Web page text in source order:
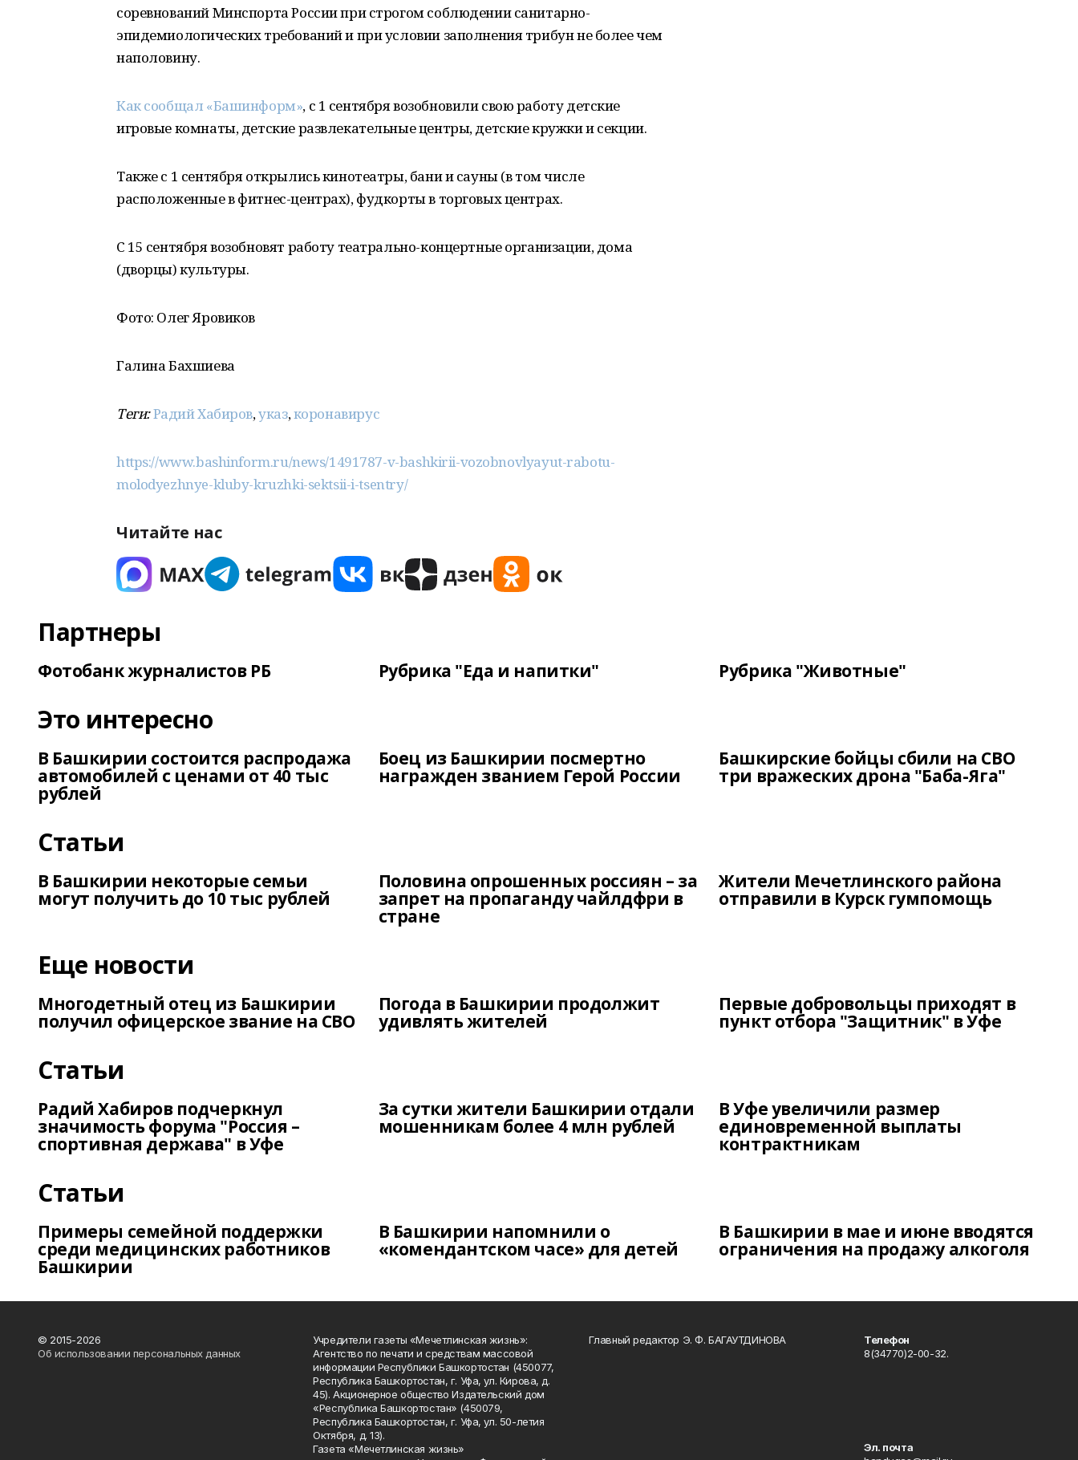
соревнований Минспорта России при строгом соблюдении санитарно-
эпидемиологических требований и при условии заполнения трибун не более чем
наполовину.
Как сообщал «Башинформ», с 1 сентября возобновили свою работу детские
игровые комнаты, детские развлекательные центры, детские кружки и секции.
Также с 1 сентября открылись кинотеатры, бани и сауны (в том числе
расположенные в фитнес-центрах), фудкорты в торговых центрах.
С 15 сентября возобновят работу театрально-концертные организации, дома
(дворцы) культуры.
Фото: Олег Яровиков
Галина Бахшиева
Теги:Радий Хабиров,указ,коронавирус
https://www.bashinform.ru/news/1491787-v-bashkirii-vozobnovlyayut-rabotu-
molodyezhnye-kluby-kruzhki-sektsii-i-tsentry/
Читайте нас
Партнеры
Фотобанк журналистов РБ Рубрика "Еда и напитки" Рубрика "Животные"
Это интересно
В Башкирии состоится распродажа
автомобилей с ценами от 40 тыс
рублей
Боец из Башкирии посмертно
награжден званием Герой России
Башкирские бойцы сбили на СВО
три вражеских дрона "Баба-Яга"
Статьи
В Башкирии некоторые семьи
могут получить до 10 тыс рублей
Половина опрошенных россиян – за
запрет на пропаганду чайлдфри в
стране
Жители Мечетлинского района
отправили в Курск гумпомощь
Еще новости
Многодетный отец из Башкирии
получил офицерское звание на СВО
Погода в Башкирии продолжит
удивлять жителей
Первые добровольцы приходят в
пункт отбора "Защитник" в Уфе
Статьи
Радий Хабиров подчеркнул
значимость форума "Россия –
спортивная держава" в Уфе
За сутки жители Башкирии отдали
мошенникам более 4 млн рублей
В Уфе увеличили размер
единовременной выплаты
контрактникам
Статьи
Примеры семейной поддержки
среди медицинских работников
Башкирии
В Башкирии напомнили о
«комендантском часе» для детей
В Башкирии в мае и июне вводятся
ограничения на продажу алкоголя
© 2015-2026
Об использовании персональных данных
Учредители газеты «Мечетлинская жизнь»:
Агентство по печати и средствам массовой
информации Республики Башкортостан (450077,
Республика Башкортостан, г. Уфа, ул. Кирова, д.
45). Акционерное общество Издательский дом
«Республика Башкортостан» (450079,
Республика Башкортостан, г. Уфа, ул. 50-летия
Октября, д. 13).
Газета «Мечетлинская жизнь»
Главный редактор Э. Ф. БАГАУТДИНОВА
Телефон
8(34770)2-00-32.
Эл. почта